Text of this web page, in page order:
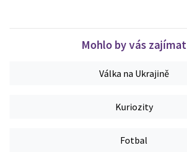
Mohlo by vás zajímat
Válka na Ukrajině
Kuriozity
Fotbal